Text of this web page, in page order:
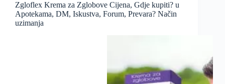
Zgloflex Krema za Zglobove Cijena, Gdje kupiti? u
Apotekama, DM, Iskustva, Forum, Prevara? Način
uzimanja